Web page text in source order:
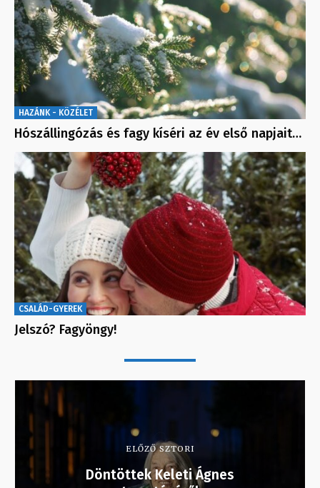
HAZÁNK - KÖZÉLET
Hószállingózás és fagy kíséri az év első napjait…
CSALÁD-GYEREK
Jelszó? Fagyöngy!
ELŐZŐ SZTORI
Döntöttek Keleti Ágnes